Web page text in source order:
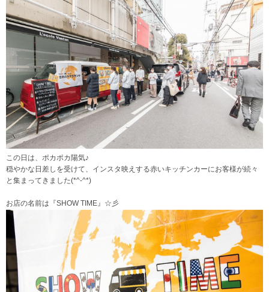
この日は、ポカポカ陽気♪
穏やかな日差しを受けて、インスタ映えする赤いキッチンカーにお客様が続々
と集まってきました(*^-^*)
お店の名前は『SHOW TIME』☆彡